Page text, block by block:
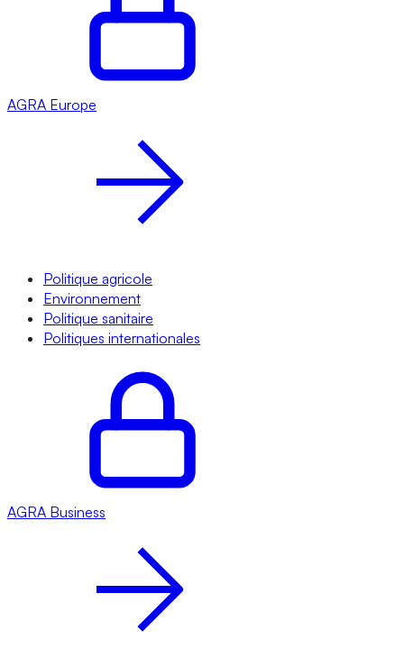
AGRA Europe
Politique agricole
Environnement
Politique sanitaire
Politiques internationales
AGRA Business